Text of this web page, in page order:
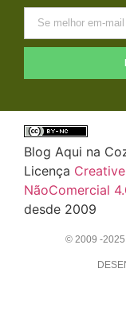
Blog Aqui na
Licença
NãoComercial
desde 2009
© 2009 -2025